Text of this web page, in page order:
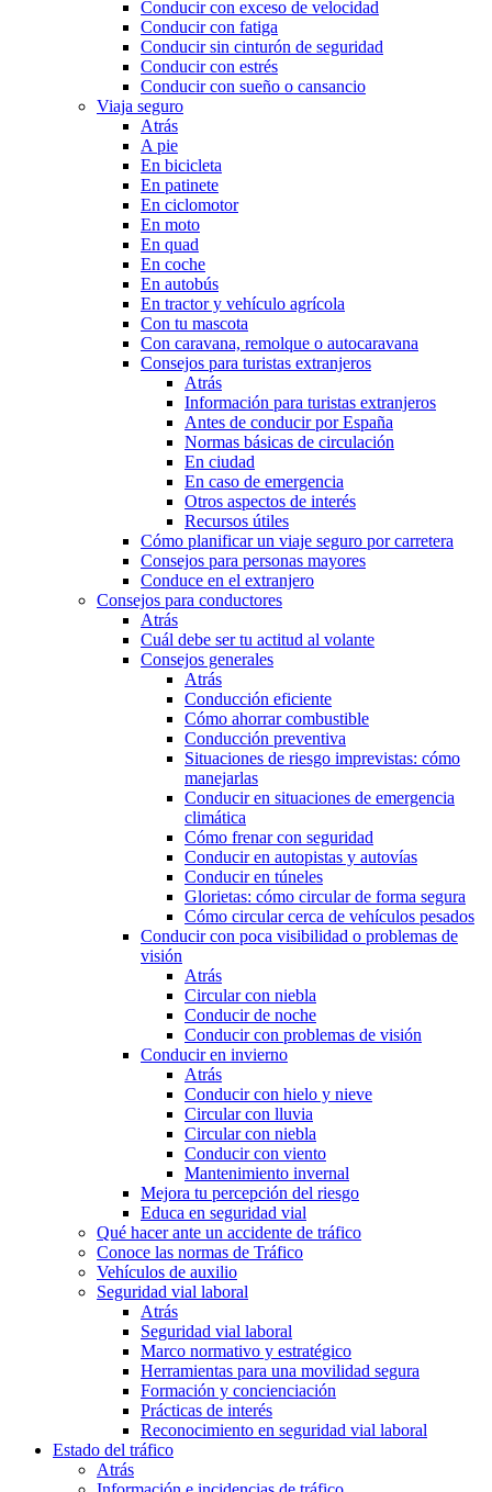
Conducir con exceso de velocidad
Conducir con fatiga
Conducir sin cinturón de seguridad
Conducir con estrés
Conducir con sueño o cansancio
Viaja seguro
Atrás
A pie
En bicicleta
En patinete
En ciclomotor
En moto
En quad
En coche
En autobús
En tractor y vehículo agrícola
Con tu mascota
Con caravana, remolque o autocaravana
Consejos para turistas extranjeros
Atrás
Información para turistas extranjeros
Antes de conducir por España
Normas básicas de circulación
En ciudad
En caso de emergencia
Otros aspectos de interés
Recursos útiles
Cómo planificar un viaje seguro por carretera
Consejos para personas mayores
Conduce en el extranjero
Consejos para conductores
Atrás
Cuál debe ser tu actitud al volante
Consejos generales
Atrás
Conducción eficiente
Cómo ahorrar combustible
Conducción preventiva
Situaciones de riesgo imprevistas: cómo
manejarlas
Conducir en situaciones de emergencia
climática
Cómo frenar con seguridad
Conducir en autopistas y autovías
Conducir en túneles
Glorietas: cómo circular de forma segura
Cómo circular cerca de vehículos pesados
Conducir con poca visibilidad o problemas de
visión
Atrás
Circular con niebla
Conducir de noche
Conducir con problemas de visión
Conducir en invierno
Atrás
Conducir con hielo y nieve
Circular con lluvia
Circular con niebla
Conducir con viento
Mantenimiento invernal
Mejora tu percepción del riesgo
Educa en seguridad vial
Qué hacer ante un accidente de tráfico
Conoce las normas de Tráfico
Vehículos de auxilio
Seguridad vial laboral
Atrás
Seguridad vial laboral
Marco normativo y estratégico
Herramientas para una movilidad segura
Formación y concienciación
Prácticas de interés
Reconocimiento en seguridad vial laboral
Estado del tráfico
Atrás